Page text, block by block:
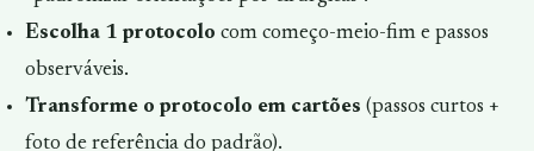
Escolha 1 protocolo com começo-meio-fim e passos
observáveis.
Transforme o protocolo em cartões (passos curtos +
foto de referência do padrão).